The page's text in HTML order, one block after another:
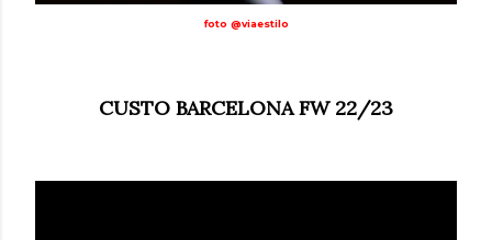
foto @viaestilo
CUSTO BARCELONA FW 22/23